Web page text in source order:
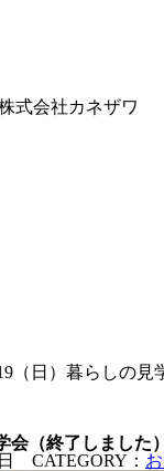
式会社カネザワ
（日）暮らしの見
会（終了しました）
CATEGORY：